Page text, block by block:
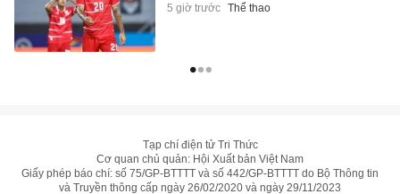
5 giờ trước Thể thao
Tạp chí điện tử Tri Thức
Cơ quan chủ quản: Hội Xuất bản Việt Nam
Giấy phép báo chí: số 75/GP-BTTTT và số 442/GP-BTTTT do Bộ Thông tin
và Truyền thông cấp ngày 26/02/2020 và ngày 29/11/2023